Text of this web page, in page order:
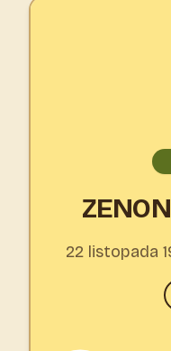
22 listopada